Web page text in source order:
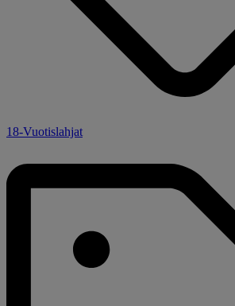
18-Vuotislahjat